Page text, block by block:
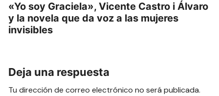
«Yo soy Graciela», Vicente Castro i Álvaro
y la novela que da voz a las mujeres
invisibles
Deja una respuesta
Tu dirección de correo electrónico no será publicada.